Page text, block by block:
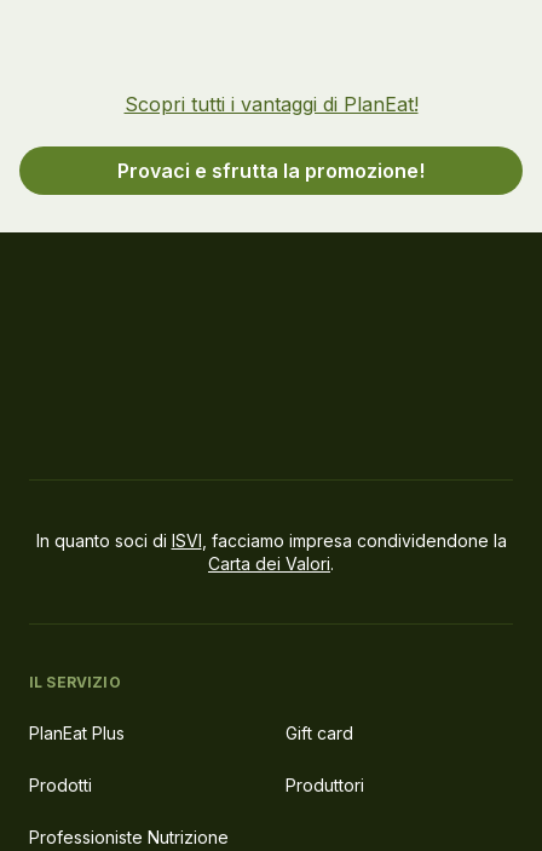
Scopri tutti i vantaggi di PlanEat!
Provaci e sfrutta la promozione!
In quanto soci di ISVI , facciamo impresa condividendone la
Carta dei Valori.
IL SERVIZIO
PlanEat Plus Gift card
Prodotti Produttori
Professioniste Nutrizione